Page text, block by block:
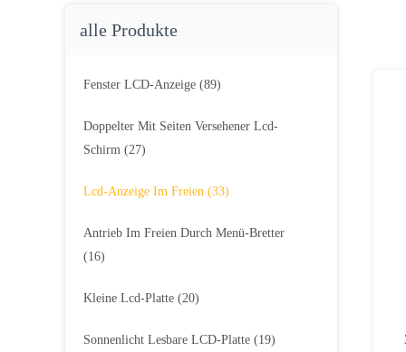
alle Produkte
Fenster LCD-Anzeige (89)
Doppelter Mit Seiten Versehener Lcd-
Schirm (27)
Lcd-Anzeige Im Freien (33)
Antrieb Im Freien Durch Menü-Bretter
(16)
Kleine Lcd-Platte (20)
Sonnenlicht Lesbare LCD-Platte (19)